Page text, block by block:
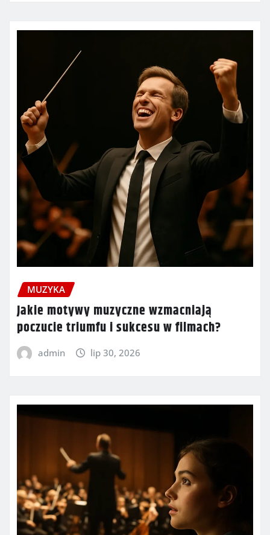
MUZYKA
Jakie motywy muzyczne wzmacniają
poczucie triumfu i sukcesu w filmach?
admin lip 30, 2026